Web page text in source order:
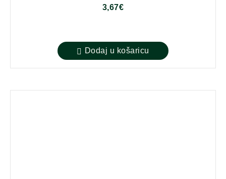
3,67€
Dodaj u košaricu